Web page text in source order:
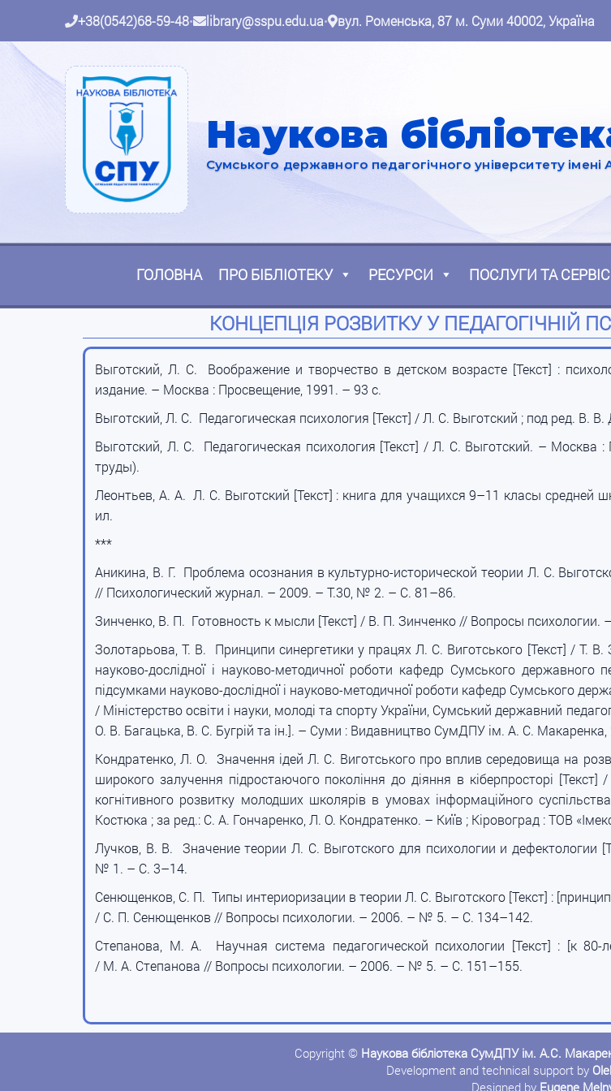
+38(0542)68-59-48• library@sspu.edu.ua• вул. Роменська, 87 м. Суми 40002, Україна
Наукова
Сумського державного педагогічного університету імені
ГОЛОВНА ПРО БІБЛІОТЕКУ РЕСУРСИ ПОСЛУГИ ТА
КОНЦЕПЦІЯ РОЗВИТКУ У ПЕДАГОГІЧНІЙ
Выготский, Л. С. Воображение и творчество в детском возрасте [Текст] :
издание. – Москва : Просвещение, 1991. – 93 с.
Выготский, Л. С. Педагогическая психология [Текст] / Л. С. Выготский ; под ред. В.
Выготский, Л. С. Педагогическая психология [Текст] / Л. С. Выготский. – Москва
труды).
Леонтьев, А. А. Л. С. Выготский [Текст] : книга для учащихся 9–11 класы
ил.
***
Аникина, В. Г. Проблема осознания в культурно-исторической теории Л. С.
// Психологический журнал. – 2009. – Т.30, № 2. – С. 81–86.
Зинченко, В. П. Готовность к мысли [Текст] / В. П. Зинченко // Вопросы
Золотарьова, Т. В. Принципи синергетики у працях Л. С. Виготського [Текст] / Т. В.
науково-дослідної і науково-методичної роботи кафедр Сумського
підсумками науково-дослідної і науково-методичної роботи кафедр Сумського
/ Міністерство освіти і науки, молоді та спорту України, Сумський державний
О. В. Багацька, В. С. Бугрій та ін.]. – Суми : Видавництво СумДПУ ім. А. С.
Кондратенко, Л. О. Значення ідей Л. С. Виготського про вплив середовища на
широкого залучення підростаючого покоління до діяння в кіберпросторі
когнітивного розвитку молодших школярів в умовах інформаційного
Костюка ; за ред.: С. А. Гончаренко, Л. О. Кондратенко. – Київ ; Кіровоград : ТОВ
Лучков, В. В. Значение теории Л. С. Выготского для психологии и
№ 1. – С. 3–14.
Сенющенков, С. П. Типы интериоризации в теории Л. С. Выготского [Текст] :
/ С. П. Сенющенков // Вопросы психологии. – 2006. – № 5. – С. 134–142.
Степанова, М. А. Научная система педагогической психологии [Текст] : [к 80-
/ М. А. Степанова // Вопросы психологии. – 2006. – № 5. – С. 151–155.
Copyright © Наукова бібліотека СумДПУ ім. А.С.
Development and technical support by
Designed by Eugene